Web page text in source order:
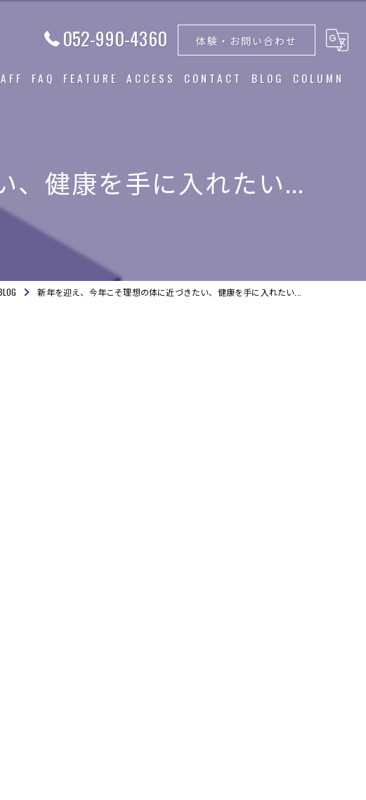
052-990-4360 体験・お問い合わせ
FAQ FEATURE
ダイエット
美容
ACCESS CONTACT BLOG COLUMN
、健康を手に入れたい...
新年を迎え、今年こそ理想の体に近づきたい、健康を手に入れたい...